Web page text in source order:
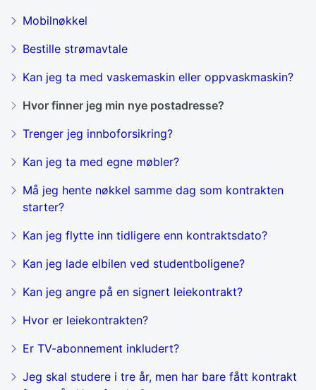
Mobilnøkkel
Bestille strømavtale
Kan jeg ta med vaskemaskin eller oppvaskmaskin?
Hvor finner jeg min nye postadresse?
Trenger jeg innboforsikring?
Kan jeg ta med egne møbler?
Må jeg hente nøkkel samme dag som kontrakten
starter?
Kan jeg flytte inn tidligere enn kontraktsdato?
Kan jeg lade elbilen ved studentboligene?
Kan jeg angre på en signert leiekontrakt?
Hvor er leiekontrakten?
Er TV-abonnement inkludert?
Jeg skal studere i tre år, men har bare fått kontrakt